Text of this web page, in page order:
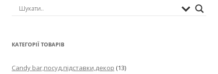
КАТЕГОРІЇ ТОВАРІВ
Candy bar,посуд,підставки,декор (13)